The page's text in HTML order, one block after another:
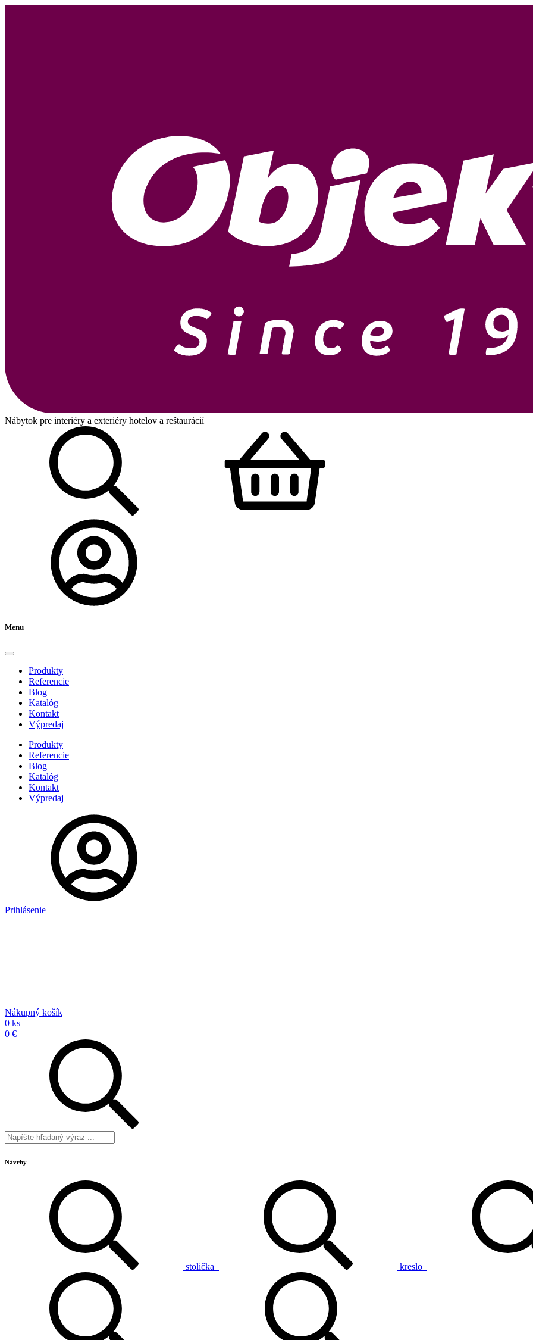
Nábytok pre interiéry a exteriéry hotelov a reštaurácií
Menu
Produkty
Referencie
Blog
Katalóg
Kontakt
Výpredaj
Produkty
Referencie
Blog
Katalóg
Kontakt
Výpredaj
Prihlásenie
Nákupný košík
0 ks
0 €
Návrhy
stolička kreslo